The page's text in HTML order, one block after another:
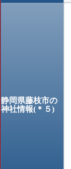
静岡県藤枝市の
神社情報(＊５)